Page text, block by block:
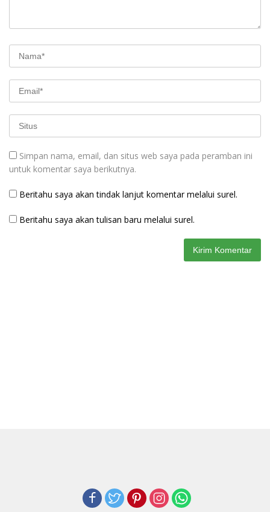
Simpan nama, email, dan situs web saya pada peramban ini
untuk komentar saya berikutnya.
Beritahu saya akan tindak lanjut komentar melalui surel.
Beritahu saya akan tulisan baru melalui surel.